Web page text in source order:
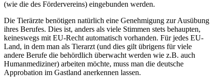
(wie die des Fördervereins) eingebunden werden.
Die Tierärzte benötigen natürlich eine Genehmigung zur Ausübung
ihres Berufes. Dies ist, anders als viele Stimmen stets behaupten,
keineswegs mit EU-Recht automatisch vorhanden. Für jedes EU-
Land, in dem man als Tierarzt (und dies gilt übrigens für viele
andere Berufe die behördlich überwacht werden wie z.B. auch
Humanmediziner) arbeiten möchte, muss man die deutsche
Approbation im Gastland anerkennen lassen.